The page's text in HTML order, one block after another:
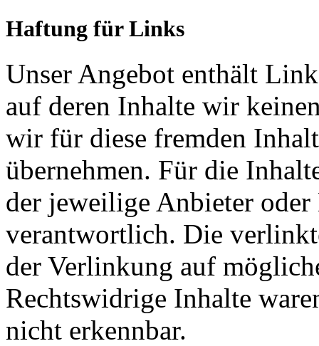
Haftung für Links
Unser Angebot enthält
auf deren Inhalte wir
wir für diese fremden
übernehmen. Für die
der jeweilige Anbieter oder
verantwortlich. Die
der Verlinkung auf
Rechtswidrige Inhalte
nicht erkennbar.